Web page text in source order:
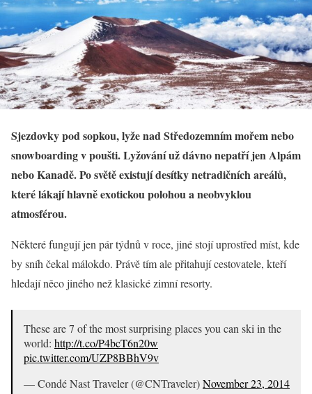
Sjezdovky pod sopkou, lyže nad Středozemním mořem nebo
snowboarding v poušti. Lyžování už dávno nepatří jen Alpám
nebo Kanadě. Po světě existují desítky netradičních areálů,
které lákají hlavně exotickou polohou a neobvyklou
atmosférou.
Některé fungují jen pár týdnů v roce, jiné stojí uprostřed míst, kde
by sníh čekal málokdo. Právě tím ale přitahují cestovatele, kteří
hledají něco jiného než klasické zimní resorty.
These are 7 of the most surprising places you can ski in the
world: http://t.co/P4bcT6n20w
pic.twitter.com/UZP8BBhV9v
— Condé Nast Traveler (@CNTraveler)November 23, 2014